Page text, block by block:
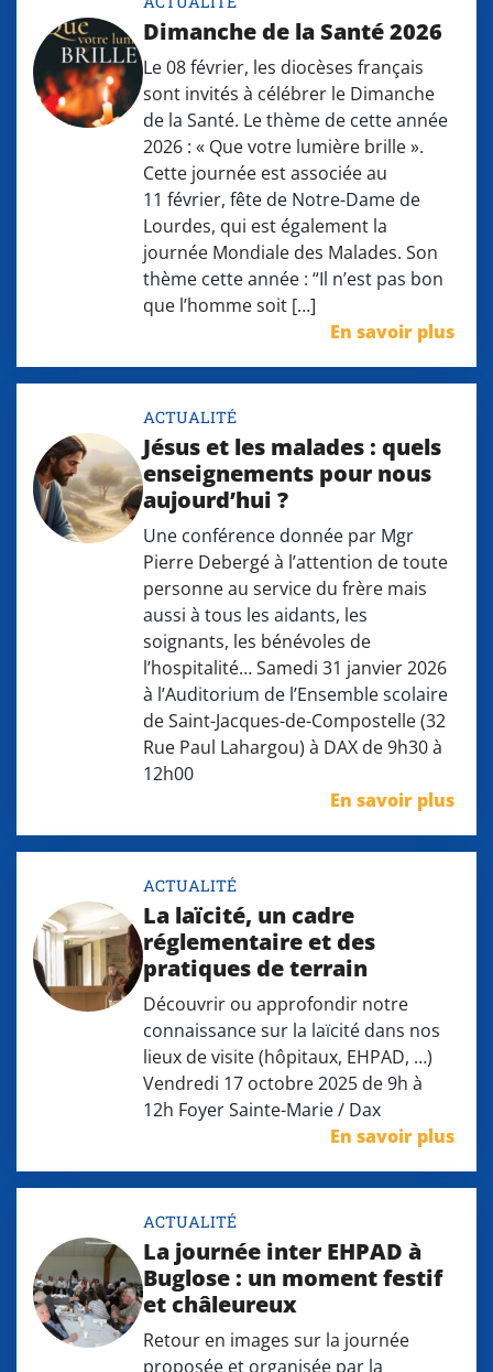
Dimanche de la Santé 2026
Le 08 février, les diocèses français
sont invités à célébrer le Dimanche
de la Santé. Le thème de cette année
2026 : « Que votre lumière brille ».
Cette journée est associée au
11 février, fête de Notre-Dame de
Lourdes, qui est également la
journée Mondiale des Malades. Son
thème cette année : “Il n’est pas bon
que l’homme soit […]
En savoir plus
ACTUALITÉ
Jésus et les malades : quels
enseignements pour nous
aujourd’hui ?
Une conférence donnée par Mgr
Pierre Debergé à l’attention de toute
personne au service du frère mais
aussi à tous les aidants, les
soignants, les bénévoles de
l’hospitalité… Samedi 31 janvier 2026
à l’Auditorium de l’Ensemble scolaire
de Saint-Jacques-de-Compostelle (32
Rue Paul Lahargou) à DAX de 9h30 à
12h00
En savoir plus
ACTUALITÉ
La laïcité, un cadre
réglementaire et des
pratiques de terrain
Découvrir ou approfondir notre
connaissance sur la laïcité dans nos
lieux de visite (hôpitaux, EHPAD, …)
Vendredi 17 octobre 2025 de 9h à
12h Foyer Sainte-Marie / Dax
En savoir plus
ACTUALITÉ
La journée inter EHPAD à
Buglose : un moment festif
et châleureux
Retour en images sur la journée
proposée et organisée par la